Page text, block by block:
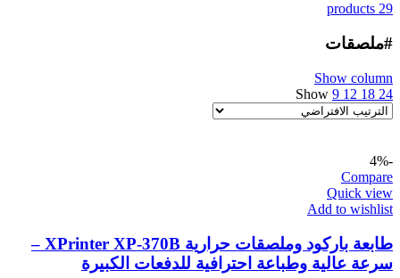
29 products
#ملصقات
Show column
Show 9 12 18 24
-4%
Compare
Quick view
Add to wishlist
طابعة باركود وملصقات حرارية XPrinter XP-370B –
سرعة عالية وطباعة احترافية للدفعات الكبيرة